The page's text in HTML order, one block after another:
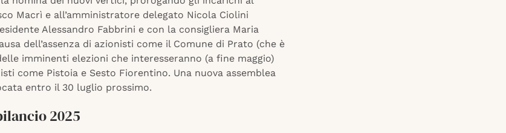
Macrì e all’amministratore delegato Nicola Ciolini
Alessandro Fabbrini e con la consigliera Maria
dell’assenza di azionisti come il Comune di Prato (che è
imminenti elezioni che interesseranno (a fine maggio)
come Pistoia e Sesto Fiorentino. Una nuova assemblea
entro il 30 luglio prossimo.
2025